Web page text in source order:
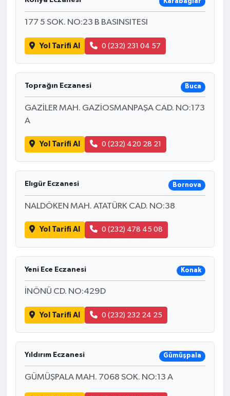
177 5 SOK. NO:23 B BASINSITESI
Yol Tarifi Al 0 (232) 231 04 57
Toprağın Eczanesi Buca
GAZİLER MAH. GAZİOSMANPAŞA CAD. NO:173
A
Yol Tarifi Al 0 (232) 420 28 21
Elıgür Eczanesi Bornova
NALDÖKEN MAH. ATATÜRK CAD. NO:38
Yol Tarifi Al 0 (232) 478 45 08
Yeni Ece Eczanesi Konak
İNÖNÜ CD. NO:429D
Yol Tarifi Al 0 (232) 232 24 25
Yıldırım Eczanesi Gümüşpala
GÜMÜŞPALA MAH. 7068 SOK. NO:13 A